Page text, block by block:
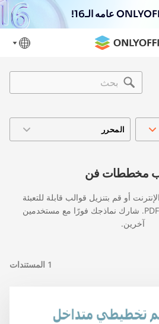
المحرر
مخططات فن
أو قم بتنزيل قوالب قابلة للتعبئة
مباشرة بصيغة DOCX أو PDF. شارك نماذجك فورًا مع مستخدمين
آخرين.
1 المستندات